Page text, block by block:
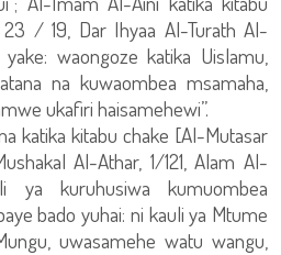
/ 19, Dar Ihyaa Al-Turath Al-
waongoze katika Uislamu,
na kuwaombea msamaha,
ukafiri haisamehewi”.
katika kitabu chake [Al-Mutasar
Al-Athar, 1/121, Alam Al-
ya kuruhusiwa kumuombea
bado yuhai: ni kauli ya Mtume
uwasamehe watu wangu,